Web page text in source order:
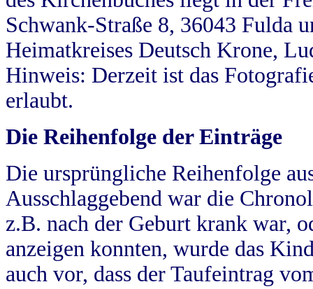
Schwank-Straße 8, 36043 Fulda
Heimatkreises Deutsch Krone,
Hinweis: Derzeit ist das
erlaubt.
Die Reihenfolge der Einträge
Die ursprüngliche Reihenfolge
Ausschlaggebend war die
z.B. nach der Geburt krank war,
anzeigen konnten, wurde das
auch vor, dass der Taufeintrag